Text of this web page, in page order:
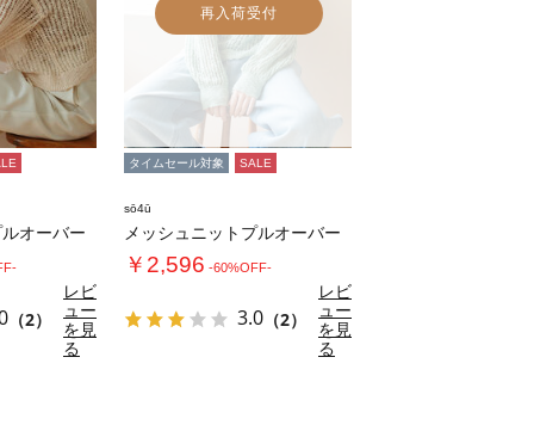
オーバー
（2）
レビ
ュー
を見
る
再入荷受付
タイムセール対象 SALE
sō4ū
メッシュニットプルオーバー
￥2,596 -60%OFF-
3.0 （2）
レビ
ュー
を見
る